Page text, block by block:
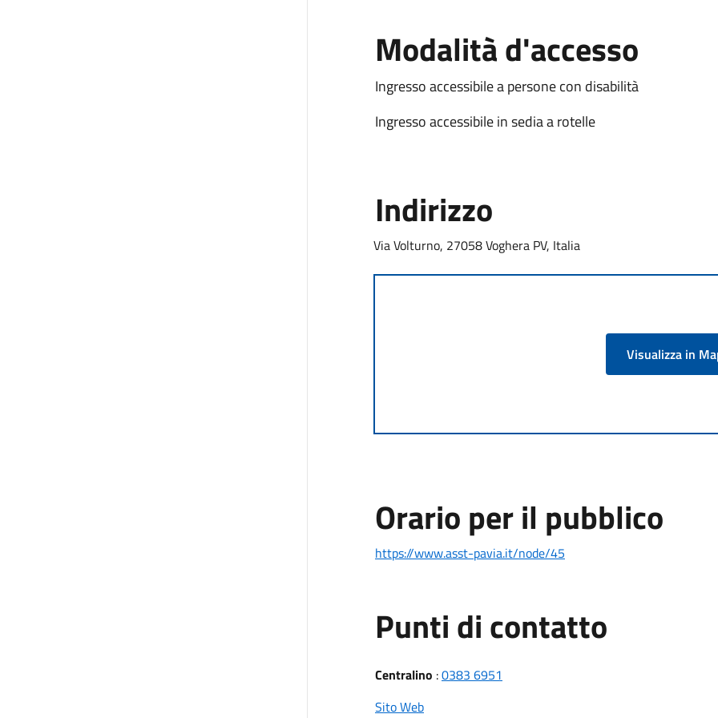
Modalità d'accesso
Ingresso accessibile a persone con disabilità
Ingresso accessibile in sedia a rotelle
Indirizzo
Via Volturno, 27058 Voghera PV, Italia
Visualizza in
Orario per il pubblico
https://www.asst-pavia.it/node/45
Punti di contatto
Centralino :0383 6951
Sito Web